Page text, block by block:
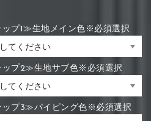
プ1≫生地メイン色※必須選択
プ2≫生地サブ色※必須選択
プ3≫パイピング色※必須選択